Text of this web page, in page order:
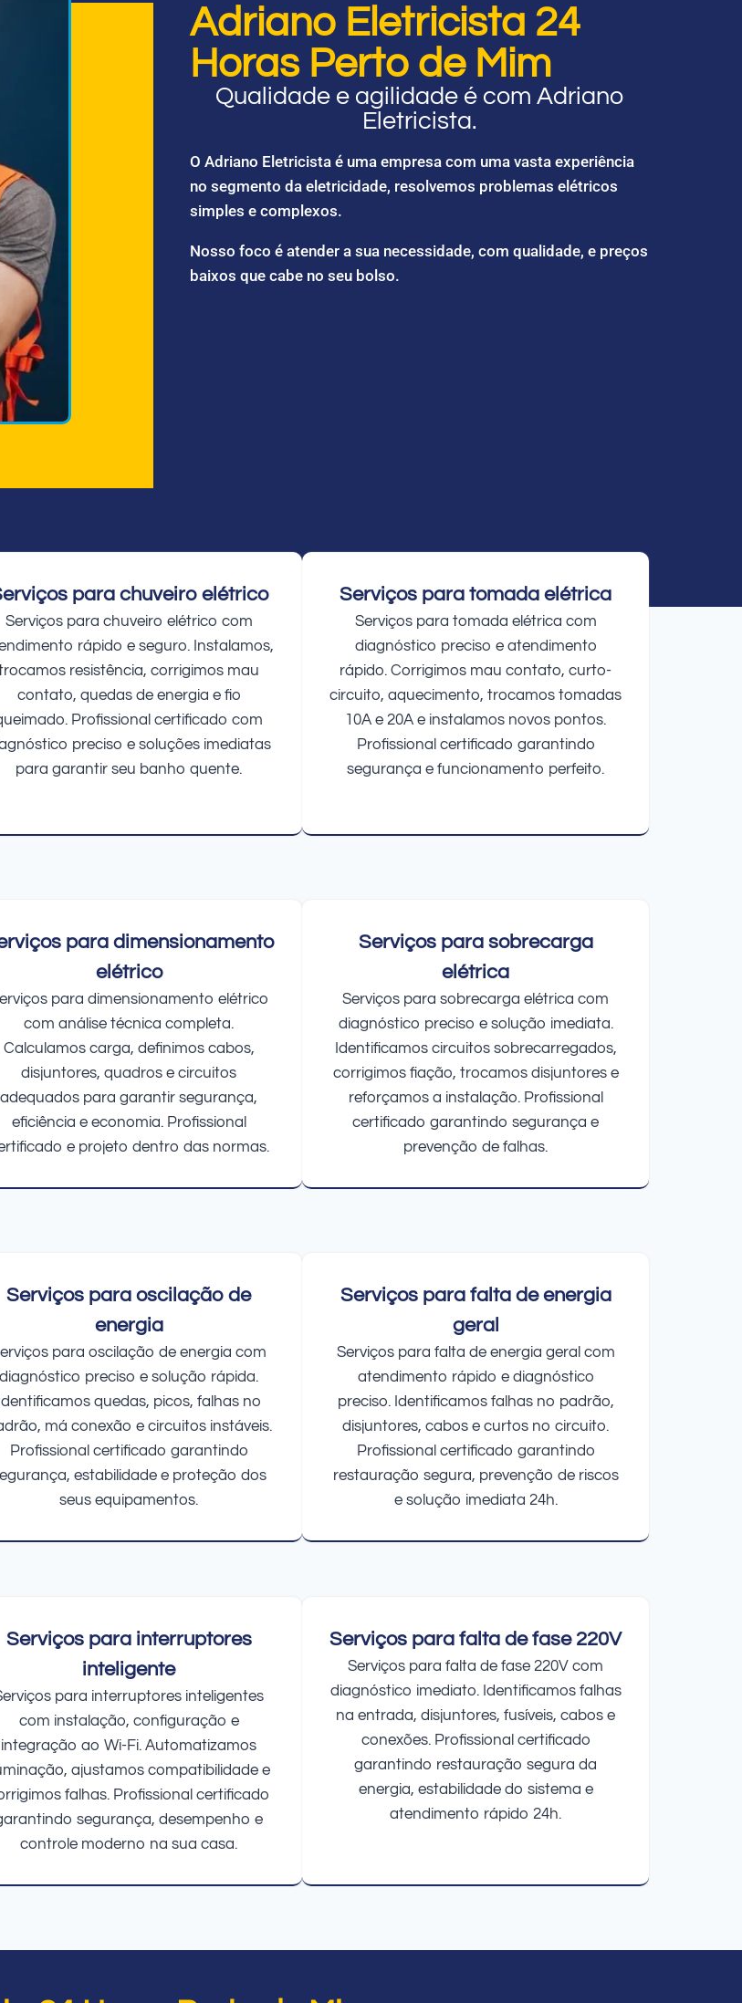
Adriano Eletricista 24
Horas Perto de Mim
Qualidade e agilidade é com Adriano
Eletricista.
O Adriano Eletricista é uma empresa com uma vasta experiência
no segmento da eletricidade, resolvemos problemas elétricos
simples e complexos.
Nosso foco é atender a sua necessidade, com qualidade, e preços
baixos que cabe no seu bolso.
para chuveiro elétrico
Serviços para chuveiro elétrico com
rápido e seguro. Instalamos,
resistência, corrigimos mau
contato, quedas de energia e fio
Profissional certificado com
preciso e soluções imediatas
para garantir seu banho quente.
Serviços para tomada elétrica
Serviços para tomada elétrica com
diagnóstico preciso e atendimento
rápido. Corrigimos mau contato, curto-
circuito, aquecimento, trocamos tomadas
10A e 20A e instalamos novos pontos.
Profissional certificado garantindo
segurança e funcionamento perfeito.
para dimensionamento
elétrico
para dimensionamento elétrico
com análise técnica completa.
Calculamos carga, definimos cabos,
disjuntores, quadros e circuitos
adequados para garantir segurança,
eficiência e economia. Profissional
e projeto dentro das normas.
Serviços para sobrecarga
elétrica
Serviços para sobrecarga elétrica com
diagnóstico preciso e solução imediata.
Identificamos circuitos sobrecarregados,
corrigimos fiação, trocamos disjuntores e
reforçamos a instalação. Profissional
certificado garantindo segurança e
prevenção de falhas.
Serviços para oscilação de
energia
para oscilação de energia com
diagnóstico preciso e solução rápida.
Identificamos quedas, picos, falhas no
má conexão e circuitos instáveis.
Profissional certificado garantindo
estabilidade e proteção dos
seus equipamentos.
Serviços para falta de energia
geral
Serviços para falta de energia geral com
atendimento rápido e diagnóstico
preciso. Identificamos falhas no padrão,
disjuntores, cabos e curtos no circuito.
Profissional certificado garantindo
restauração segura, prevenção de riscos
e solução imediata 24h.
Serviços para interruptores
inteligente
para interruptores inteligentes
com instalação, configuração e
integração ao Wi-Fi. Automatizamos
ajustamos compatibilidade e
falhas. Profissional certificado
segurança, desempenho e
controle moderno na sua casa.
Serviços para falta de fase 220V
Serviços para falta de fase 220V com
diagnóstico imediato. Identificamos falhas
na entrada, disjuntores, fusíveis, cabos e
conexões. Profissional certificado
garantindo restauração segura da
energia, estabilidade do sistema e
atendimento rápido 24h.